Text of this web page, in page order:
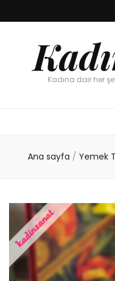
Kadına dair her
Ana sayfa / Yemek